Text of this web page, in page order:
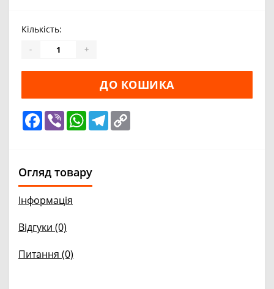
Кількість:
- +
ДО КОШИКА
Facebook
Viber WhatsApp
Telegram
Огляд товару
Інформація
Відгуки (0)
Питання (0)